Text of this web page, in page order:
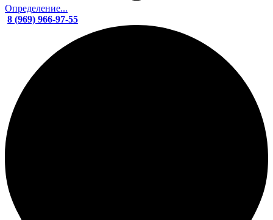
Определение...
8 (969) 966-97-55